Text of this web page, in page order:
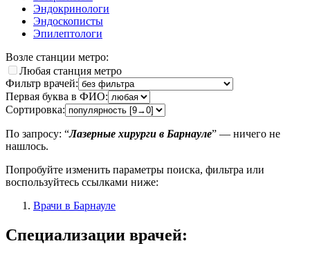
Эндокринологи
Эндоскописты
Эпилептологи
Возле станции метро:
Любая станция метро
Фильтр врачей:
Первая буква в ФИО:
Сортировка:
По запросу: “Лазерные хирурги в Барнауле” — ничего не
нашлось.
Попробуйте изменить параметры поиска, фильтра или
воспользуйтесь ссылками ниже:
Врачи в Барнауле
Специализации врачей: